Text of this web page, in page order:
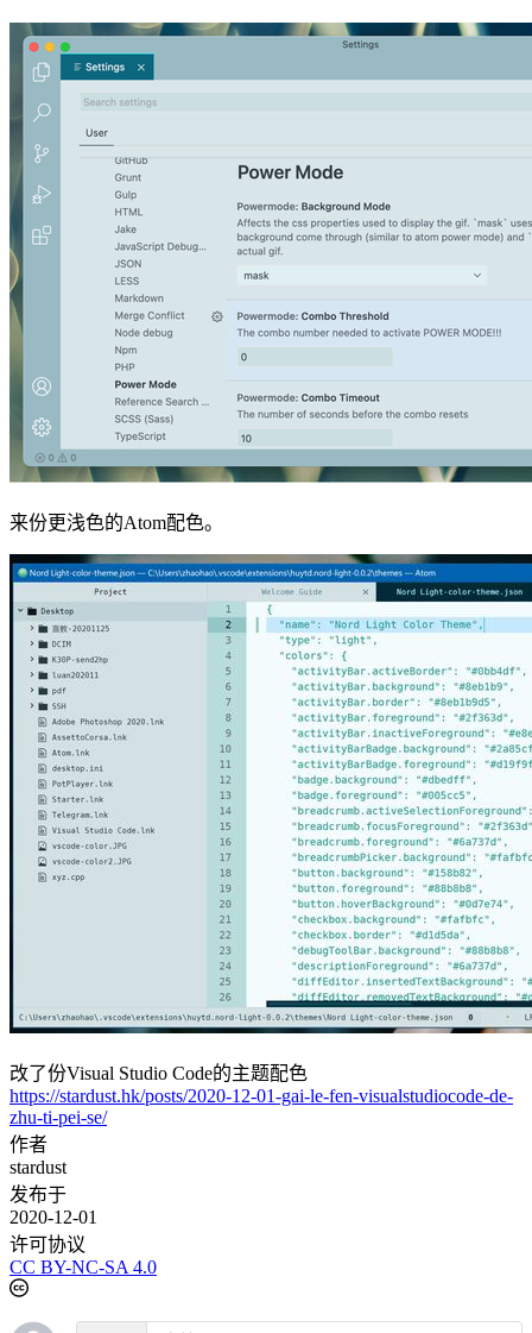
来份更浅色的Atom配色。
改了份Visual Studio Code的主题配色
https://stardust.hk/posts/2020-12-01-gai-le-fen-visualstudiocode-de-
zhu-ti-pei-se/
作者
stardust
发布于
2020-12-01
许可协议
CC BY-NC-SA 4.0